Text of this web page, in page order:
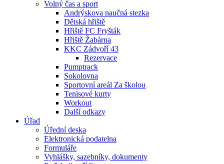
Volný čas a sport
Andrýskova naučná stezka
Dětská hřiště
Hřiště FC Fryšták
Hřiště Žabárna
KKC Zádvoří 43
Rezervace
Pumptrack
Sokolovna
Sportovní areál Za školou
Tenisové kurty
Workout
Další odkazy
Úřad
Úřední deska
Elektronická podatelna
Formuláře
Vyhlášky, sazebníky, dokumenty